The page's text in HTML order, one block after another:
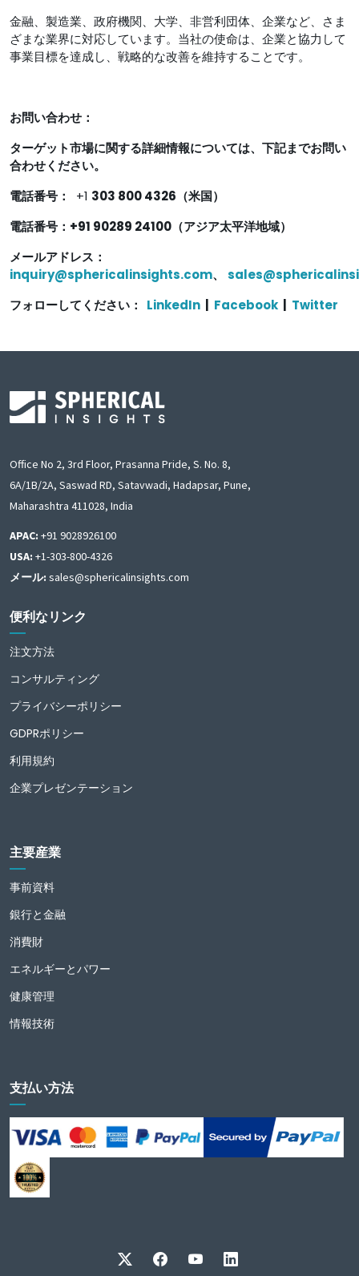
金融、製造業、政府機関、大学、非営利団体、企業など、さま
ざまな業界に対応しています。当社の使命は、企業と協力して
事業目標を達成し、戦略的な改善を維持することです。
お問い合わせ：
ターゲット市場に関する詳細情報については、下記までお問い
合わせください。
電話番号：
+1 303 800 4326（米国）
電話番号：+91 90289 24100（アジア太平洋地域）
メールアドレス：
inquiry@sphericalinsights.com、
フォローしてください： LinkedIn Facebook Twitter
Office No 2, 3rd Floor, Prasanna Pride, S. No. 8,
6A/1B/2A, Saswad RD, Satavwadi, Hadapsar, Pune,
Maharashtra 411028, India
APAC: +91 9028926100
USA: +1-303-800-4326
メール: sales@sphericalinsights.com
便利なリンク
注文方法
コンサルティング
プライバシーポリシー
GDPRポリシー
利用規約
企業プレゼンテーション
主要産業
事前資料
銀行と金融
消費財
エネルギーとパワー
健康管理
情報技術
支払い方法